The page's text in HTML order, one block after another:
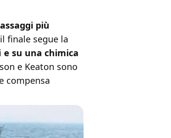
più
finale segue la
e su una chimica
e Keaton sono
compensa